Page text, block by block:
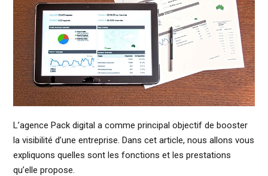
L’agence Pack digital a comme principal objectif de booster
la visibilité d’une entreprise. Dans cet article, nous allons vous
expliquons quelles sont les fonctions et les prestations
qu’elle propose.